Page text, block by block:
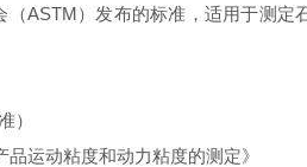
（ASTM）发布的标准，适用于测
）
运动粘度和动力粘度的测定》